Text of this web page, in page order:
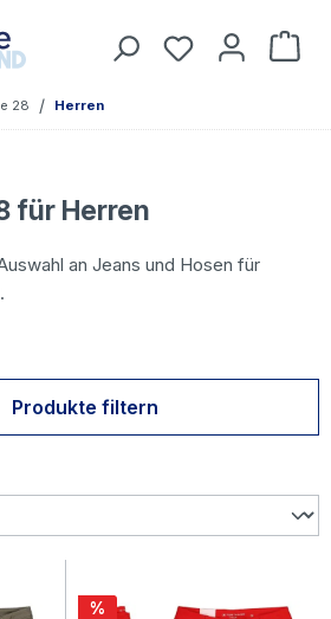
Du hast 0
28 / Herren
für Herren
an Jeans und Hosen für
Produkte filtern
Rabatt
%